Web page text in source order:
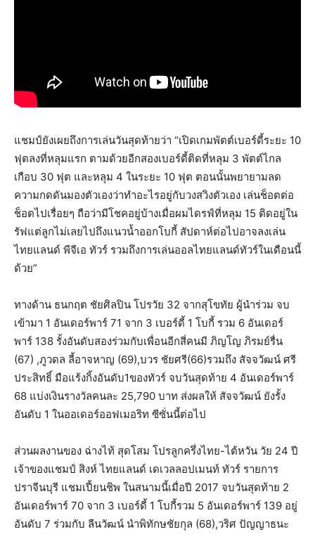
แชมป์ยังเผยถึงการเล่นวันสุดท้ายว่า “เปิดเกมพัตต์เบอร์ดี้ระยะ 10
ฟุตลงที่หลุมแรก ตามด้วยอีกสองเบอร์ดี้ติดที่หลุม 3 พัตต์ไกล
เกือบ 30 ฟุต และหลุม 4 ในระยะ 10 ฟุต ตอนนั้นพยายามลด
ความกดดันมองตัวเองว่าทำอะไรอยู่กับวงสวิงตัวเอง เล่นช็อตต่อ
ช็อตไปเรื่อยๆ ถือว่ามีโชคอยู่บ้างเมื่อผมไดรฟ์ที่หลุม 15 ติดอยู่ใน
รัฟแต่ลูกไม่เลยไปถึงแนวน้ำออกโบกี้ สัปดาห์ต่อไปอาจลงเล่น
ไทยแลนด์ พีจีเอ ทัวร์ รวมถึงการเล่นออลไทยแลนด์ทัวร์ในเดือนนี้
ด้วย”
ทางด้าน ธนกฤต ชัยศิลปิน โปรวัย 32 จากสุโขทัย ผู้นำร่วม จบ
เข้ามา 1 อันเดอร์พาร์ 71 จาก 3 เบอร์ดี้ 1 โบกี้ รวม 6 อันเดอร์
พาร์ 138 รั้งอันดับสองร่วมกับเพื่อนอีกสี่คนมี ภิญโญ ภิรมย์รื่น
(67) ,ภูวดล ลี้อาจหาญ (69),บวร ชัยศรี(66)รวมถึง สัจจวัฒน์ ศรี
ประสิทธิ์ มือแร้งกิ้งอันดับ1ของทัวร์ จบวันสุดท้าย 4 อันเดอร์พาร์
68 แบ่งเงินรางวัลคนละ 25,790 บาท ส่งผลให้ สัจจวัฒน์ ยังรั้ง
อันดับ 1 ในออเดอร์ออฟเมอริท ซีซั่นนี้ต่อไป
ส่วนผลงานของ ฉ่างไท้ สุดโสม โปรลูกครึ่งไทย-ไต้หวัน วัย 24 ปี
เจ้าของแชมป์ สิงห์ ไทยแลนด์ เดเวลลอปเมนท์ ทัวร์ รายการ
ปราจีนบุรี แชมเปี้ยนชิพ ในสนามนี้เมื่อปี 2017 จบวันสุดท้าย 2
อันเดอร์พาร์ 70 จาก 3 เบอร์ดี้ 1 โบกี้รวม 5 อันเดอร์พาร์ 139 อยู่
อันดับ 7 ร่วมกับ ลีนวัฒน์ นำพิทักษชัยกุล (68),วริศ ปัญญาธนะ